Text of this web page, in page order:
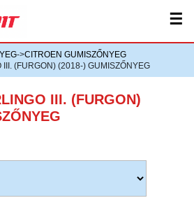
☰
->CITROEN GUMISZŐNYEG
(FURGON) (2018-) GUMISZŐNYEG
III. (FURGON)